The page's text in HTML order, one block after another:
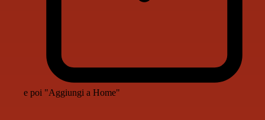
e poi "Aggiungi a Home"